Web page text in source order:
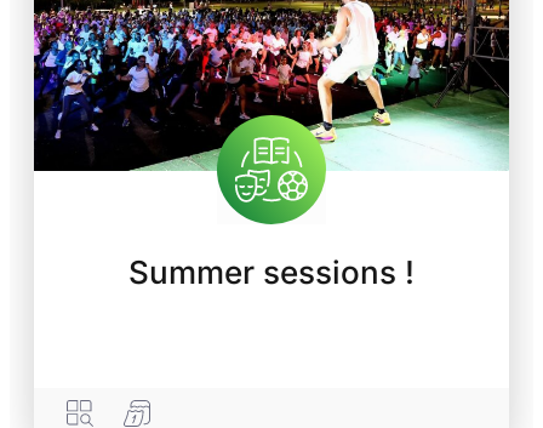
Summer sessions !